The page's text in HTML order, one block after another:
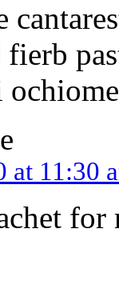
at 11:30